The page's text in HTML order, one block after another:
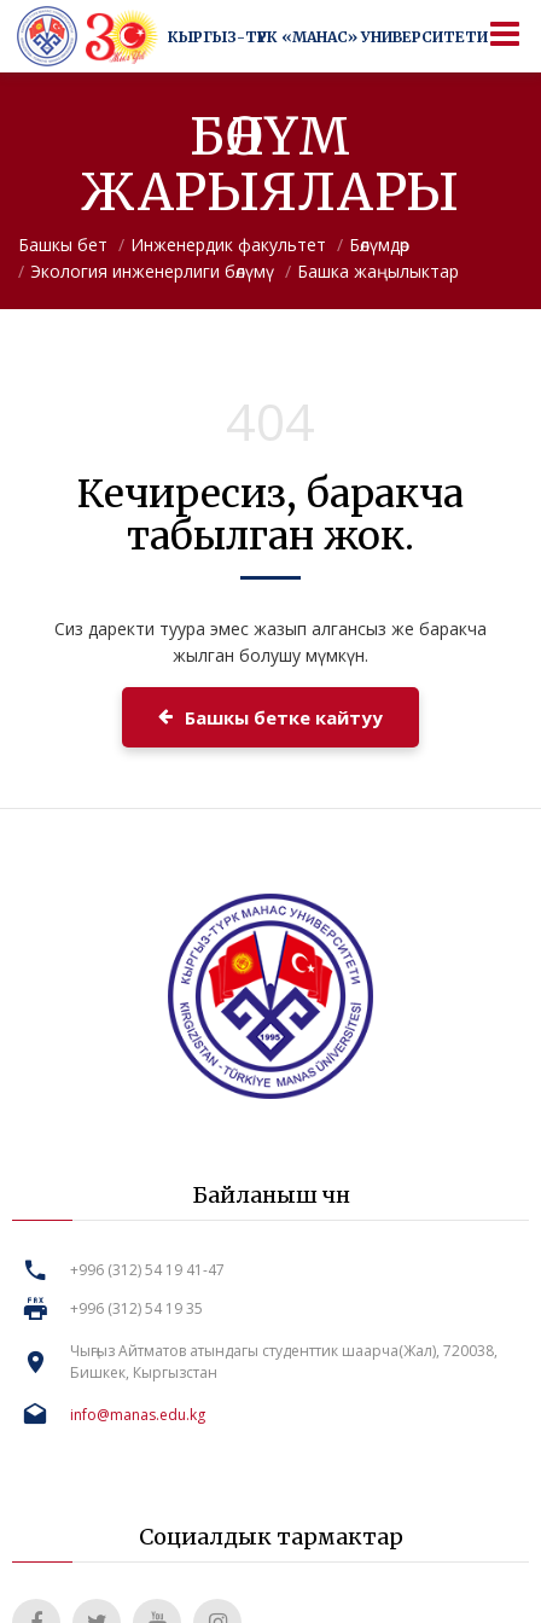
КЫРГЫЗ-ТҮРК «МАНАС» УНИВЕРСИТЕТИ
КЫРГЫЗ-ТҮРК«МАНАС» УНИВЕРСИТЕТИ
Университеттен да артык
БӨЛҮМ
ЖАРЫЯЛАРЫ
Башкы бет Инженердик факультет
Бөлүмдөр
Экология инженерлиги бөлүмү
Башка жаңылыктар
404
Кечиресиз, баракча
табылган жок.
Сиз даректи туура эмес жазып алгансыз же баракча
жылган болушу мүмкүн.
Башкы бетке кайтуу
Байланыш үчүн
+996 (312) 54 19 41-47
+996 (312) 54 19 35
Чыңгыз Айтматов атындагы студенттик шаарча(Жал), 720038,
Бишкек, Кыргызстан
info@manas.edu.kg
Социалдык тармактар